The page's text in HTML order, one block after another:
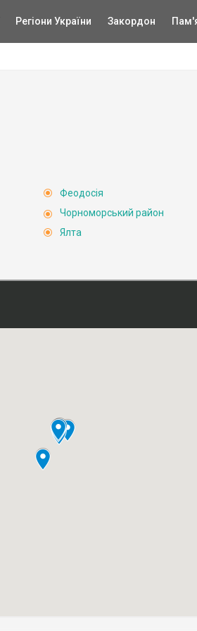
Регіони України Закордон
Феодосія
Чорноморський район
Ялта